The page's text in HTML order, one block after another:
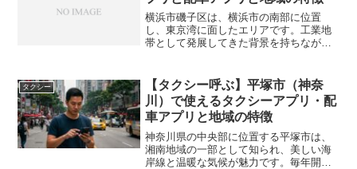
横浜市磯子区は、横浜市の南部に位置
し、東京湾に面したエリアです。工業地
帯として発展してきた背景を持ちながら
磯子駅や新杉田駅を中心に交通の便も良
く、京浜東北線や根岸線を利...
タクシー
【タクシー呼ぶ】平塚市（神奈
川）で使えるタクシーアプリ・配
車アプリと地域の特徴
神奈川県の中央部に位置する平塚市は、
湘南地域の一部として知られ、美しい海
岸線と温暖な気候が魅力です。毎年開催